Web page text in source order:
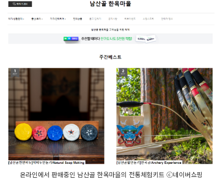
온라인에서 판매중인 남산골 한옥마을의 전통체험키트 ⓒ네이버쇼핑